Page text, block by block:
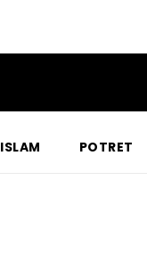
ISLAM POTRET